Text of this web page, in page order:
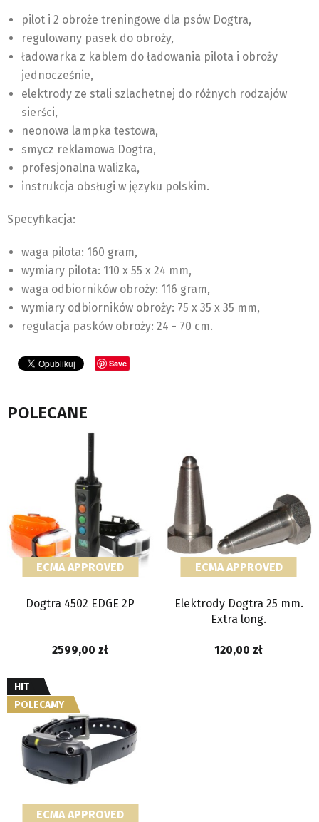
pilot i 2 obroże treningowe dla psów Dogtra,
regulowany pasek do obroży,
ładowarka z kablem do ładowania pilota i obroży
jednocześnie,
elektrody ze stali szlachetnej do różnych rodzajów
sierści,
neonowa lampka testowa,
smycz reklamowa Dogtra,
profesjonalna walizka,
instrukcja obsługi w języku polskim.
Specyfikacja:
waga pilota: 160 gram,
wymiary pilota: 110 x 55 x 24 mm,
waga odbiorników obroży: 116 gram,
wymiary odbiorników obroży: 75 x 35 x 35 mm,
regulacja pasków obroży: 24 - 70 cm.
Save
POLECANE
ECMA APPROVED
Dogtra 4502 EDGE 2P
2599,00
ECMA APPROVED
Elektrody Dogtra 25 mm.
Extra long.
120,00
ECMA APPROVED
HIT
POLECAMY